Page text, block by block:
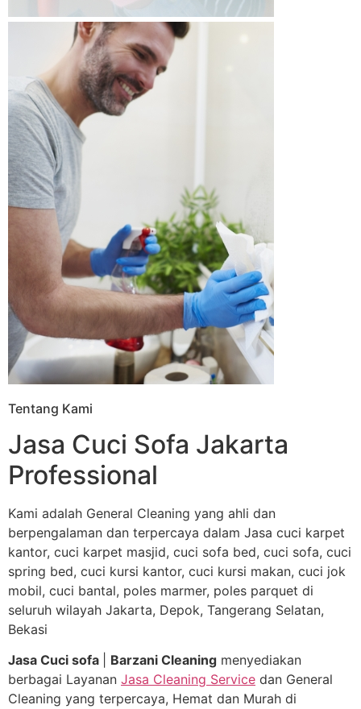
Tentang Kami
Jasa Cuci Sofa Jakarta
Professional
Kami adalah General Cleaning yang ahli dan
berpengalaman dan terpercaya dalam Jasa cuci karpet
kantor, cuci karpet masjid, cuci sofa bed, cuci sofa, cuci
spring bed, cuci kursi kantor, cuci kursi makan, cuci jok
mobil, cuci bantal, poles marmer, poles parquet di
seluruh wilayah Jakarta, Depok, Tangerang Selatan,
Bekasi
Jasa Cuci sofa
Barzani Cleaning menyediakan
berbagai Layanan Jasa Cleaning Service dan General
Cleaning yang terpercaya, Hemat dan Murah di